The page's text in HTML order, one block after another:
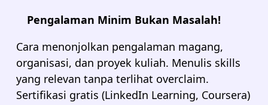
Pengalaman Minim Bukan Masalah!
Cara menonjolkan pengalaman magang,
organisasi, dan proyek kuliah. Menulis skills
yang relevan tanpa terlihat overclaim.
Sertifikasi gratis (LinkedIn Learning, Coursera)